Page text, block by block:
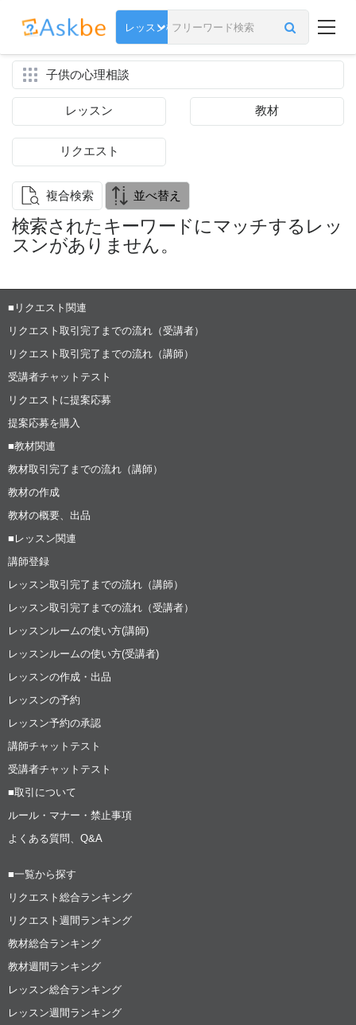
子供の心理相談
レッスン 教材
リクエスト
複合検索 並べ替え
検索されたキーワードにマッチするレッ
スンがありません。
■リクエスト関連
リクエスト取引完了までの流れ（受講者）
リクエスト取引完了までの流れ（講師）
受講者チャットテスト
リクエストに提案応募
提案応募を購入
■教材関連
教材取引完了までの流れ（講師）
教材の作成
教材の概要、出品
■レッスン関連
講師登録
レッスン取引完了までの流れ（講師）
レッスン取引完了までの流れ（受講者）
レッスンルームの使い方(講師)
レッスンルームの使い方(受講者)
レッスンの作成・出品
レッスンの予約
レッスン予約の承認
講師チャットテスト
受講者チャットテスト
■取引について
ルール・マナー・禁止事項
よくある質問、Q&A
■一覧から探す
リクエスト総合ランキング
リクエスト週間ランキング
教材総合ランキング
教材週間ランキング
レッスン総合ランキング
レッスン週間ランキング